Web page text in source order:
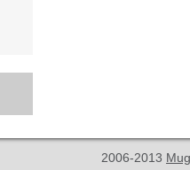
2006-2013